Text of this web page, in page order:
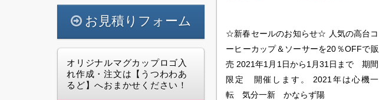
☆新春セールのお知らせ☆ 人気の高台コ
ーヒーカップ＆ソーサーを20％OFFで販
売 2021年1月1日から1月31日まで 期間
限定 開催します。 2021年は心機一
転 気分一新 かならず陽
お見積りフォーム
オリジナルマグカップロゴ入
れ作成・注文は【うつわわあ
るど】へおまかせください！